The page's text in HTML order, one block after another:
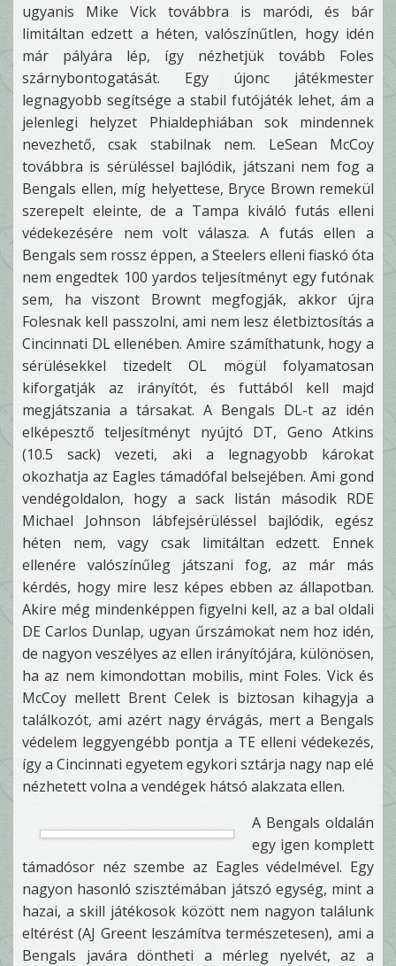
ugyanis Mike Vick továbbra is maródi, és bár
limitáltan edzett a héten, valószínűtlen, hogy idén
már pályára lép, így nézhetjük tovább Foles
szárnybontogatását. Egy újonc játékmester
legnagyobb segítsége a stabil futójáték lehet, ám a
jelenlegi helyzet Phialdephiában sok mindennek
nevezhető, csak stabilnak nem. LeSean McCoy
továbbra is sérüléssel bajlódik, játszani nem fog a
Bengals ellen, míg helyettese, Bryce Brown remekül
szerepelt eleinte, de a Tampa kiváló futás elleni
védekezésére nem volt válasza. A futás ellen a
Bengals sem rossz éppen, a Steelers elleni fiaskó óta
nem engedtek 100 yardos teljesítményt egy futónak
sem, ha viszont Brownt megfogják, akkor újra
Folesnak kell passzolni, ami nem lesz életbiztosítás a
Cincinnati DL ellenében. Amire számíthatunk, hogy a
sérülésekkel tizedelt OL mögül folyamatosan
kiforgatják az irányítót, és futtából kell majd
megjátszania a társakat. A Bengals DL-t az idén
elképesztő teljesítményt nyújtó DT, Geno Atkins
(10.5 sack) vezeti, aki a legnagyobb károkat
okozhatja az Eagles támadófal belsejében. Ami gond
vendégoldalon, hogy a sack listán második RDE
Michael Johnson lábfejsérüléssel bajlódik, egész
héten nem, vagy csak limitáltan edzett. Ennek
ellenére valószínűleg játszani fog, az már más
kérdés, hogy mire lesz képes ebben az állapotban.
Akire még mindenképpen figyelni kell, az a bal oldali
DE Carlos Dunlap, ugyan űrszámokat nem hoz idén,
de nagyon veszélyes az ellen irányítójára, különösen,
ha az nem kimondottan mobilis, mint Foles. Vick és
McCoy mellett Brent Celek is biztosan kihagyja a
találkozót, ami azért nagy érvágás, mert a Bengals
védelem leggyengébb pontja a TE elleni védekezés,
így a Cincinnati egyetem egykori sztárja nagy nap elé
nézhetett volna a vendégek hátsó alakzata ellen.
A Bengals oldalán
egy igen komplett
támadósor néz szembe az Eagles védelmével. Egy
nagyon hasonló szisztémában játszó egység, mint a
hazai, a skill játékosok között nem nagyon találunk
eltérést (AJ Greent leszámítva természetesen), ami a
Bengals javára döntheti a mérleg nyelvét, az a